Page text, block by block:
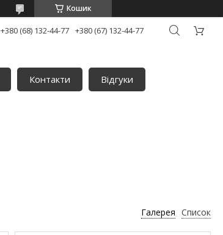
Кошик
+380 (68) 132-44-77 +380 (67) 132-44-77
Контакти
Відгуки
Галерея Список